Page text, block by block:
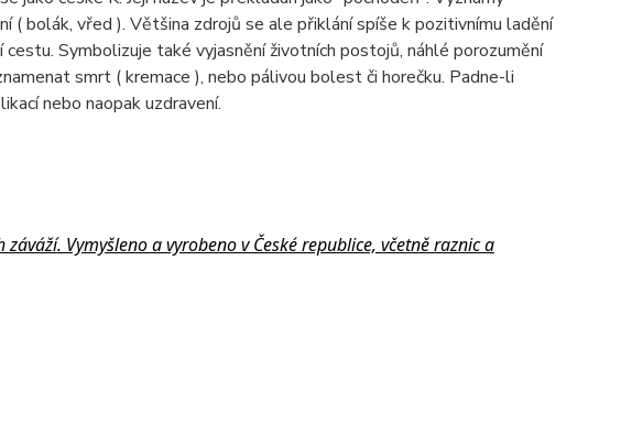
( bolák, vřed ). Většina zdrojů se ale přiklání spíše k pozitivnímu ladění
Symbolizuje také vyjasnění životních postojů, náhlé porozumění
smrt ( kremace ), nebo pálivou bolest či horečku. Padne-li
nebo naopak uzdravení.
Vymyšleno a vyrobeno v České republice, včetně raznic a